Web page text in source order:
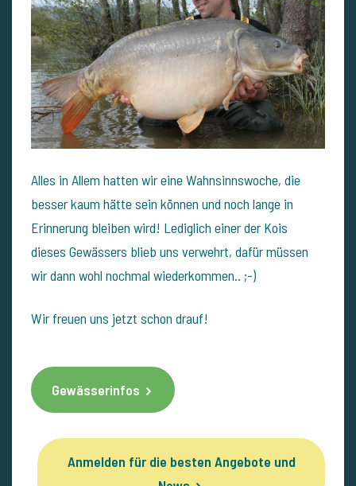
Alles in Allem hatten wir eine Wahnsinnswoche, die
besser kaum hätte sein können und noch lange in
Erinnerung bleiben wird! Lediglich einer der Kois
dieses Gewässers blieb uns verwehrt, dafür müssen
wir dann wohl nochmal wiederkommen.. ;-)
Wir freuen uns jetzt schon drauf!
Gewässerinfos
Anmelden für die besten Angebote und